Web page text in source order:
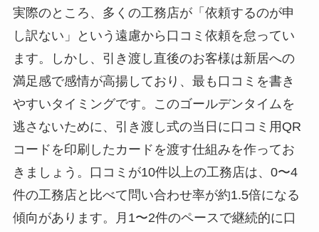
実際のところ、多くの工務店が「依頼するのが申
し訳ない」という遠慮から口コミ依頼を怠ってい
ます。しかし、引き渡し直後のお客様は新居への
満足感で感情が高揚しており、最も口コミを書き
やすいタイミングです。このゴールデンタイムを
逃さないために、引き渡し式の当日に口コミ用QR
コードを印刷したカードを渡す仕組みを作ってお
きましょう。口コミが10件以上の工務店は、0〜4
件の工務店と比べて問い合わせ率が約1.5倍になる
傾向があります。月1〜2件のペースで継続的に口